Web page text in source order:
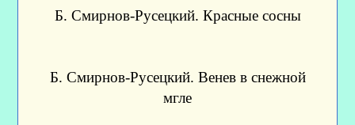
Б. Смирнов-Русецкий. Красные сосны
Б. Смирнов-Русецкий. Венев в снежной
мгле